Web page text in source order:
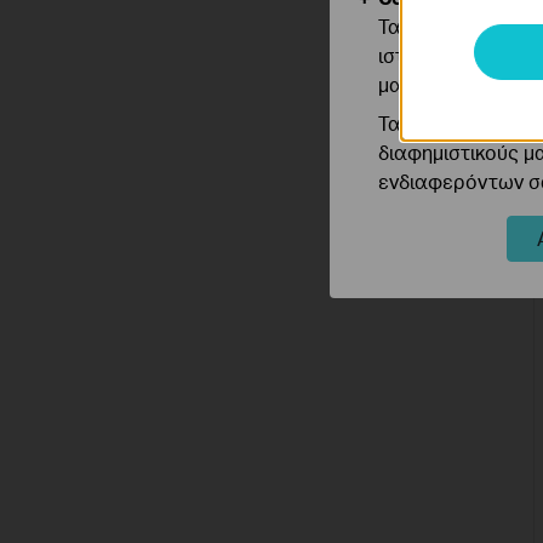
Τα cookie
ιστότοπό μας
μας.
Τα διαφημιστικά
διαφημιστικούς
ενδιαφερόντων